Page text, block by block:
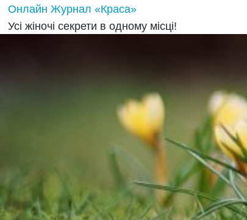
Онлайн Журнал «Краса»
Усі жіночі секрети в одному місці!